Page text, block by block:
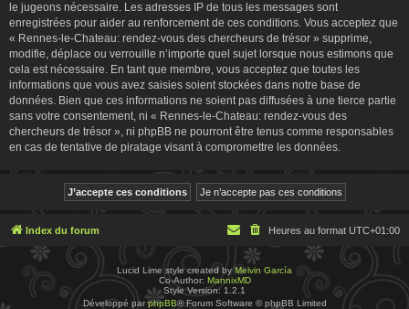
le jugeons nécessaire. Les adresses IP de tous les messages sont
enregistrées pour aider au renforcement de ces conditions. Vous acceptez que
« Rennes-le-Chateau: rendez-vous des chercheurs de trésor » supprime,
modifie, déplace ou verrouille n’importe quel sujet lorsque nous estimons que
cela est nécessaire. En tant que membre, vous acceptez que toutes les
informations que vous avez saisies soient stockées dans notre base de
données. Bien que ces informations ne soient pas diffusées à une tierce partie
sans votre consentement, ni « Rennes-le-Chateau: rendez-vous des
chercheurs de trésor », ni phpBB ne pourront être tenus comme responsables
en cas de tentative de piratage visant à compromettre les données.
Index du forum Heures au format UTC+01:00
Lucid Lime style created byMelvin García
Co-Author: MannixMD
Style Version: 1.2.1
Développé parphpBB® Forum Software © phpBB Limited